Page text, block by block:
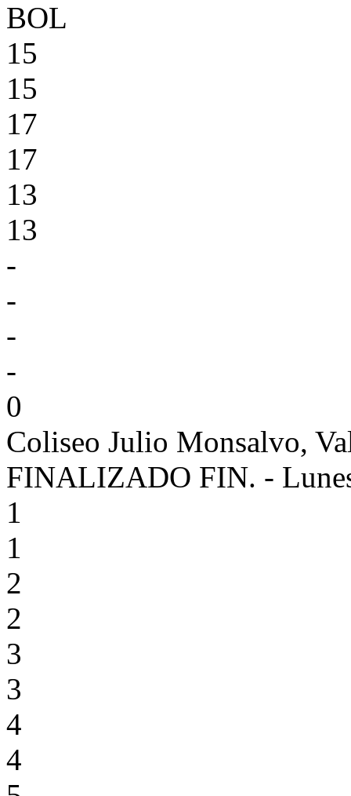
BOL
15
15
17
17
13
13
-
-
-
-
0
Coliseo Julio Monsalvo,
FINALIZADO FIN. -
1
1
2
2
3
3
4
4